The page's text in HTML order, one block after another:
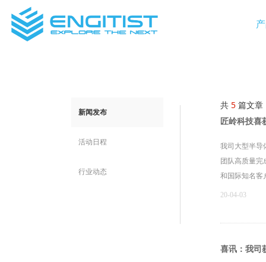
共 5 篇文章
匠岭科技喜
我司大型半导
团队高质量
和国际知名客
复性精度最终
20-04-03
喜讯：我司
新闻发布
活动日程
行业动态